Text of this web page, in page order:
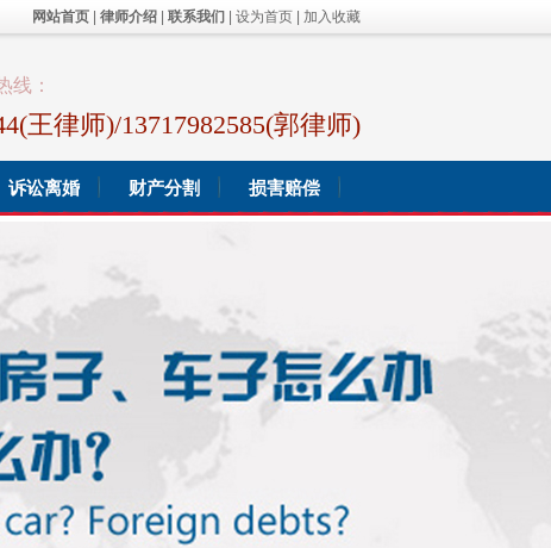
网站首页 律师介绍 联系我们 设为首页 加入收藏
线：
王律师)/13717982585(郭律师)
诉讼离婚 财产分割 损害赔偿